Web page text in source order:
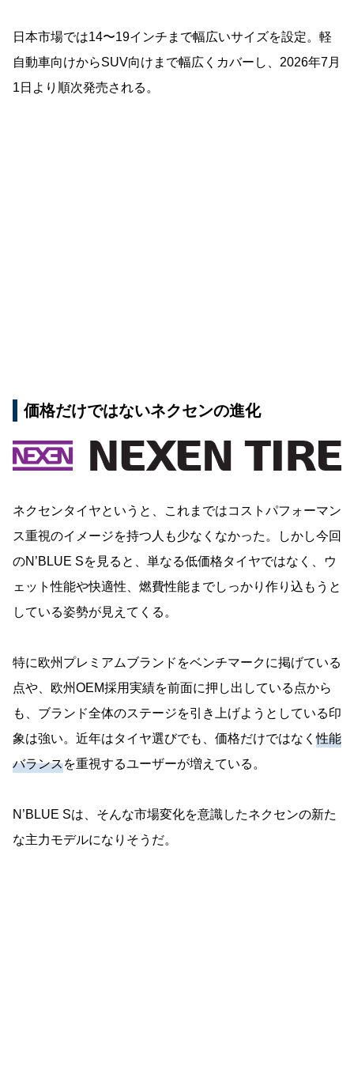
日本市場では14〜19インチまで幅広いサイズを設定。軽
自動車向けからSUV向けまで幅広くカバーし、2026年7月
1日より順次発売される。
価格だけではないネクセンの進化
ネクセンタイヤというと、これまではコストパフォーマン
ス重視のイメージを持つ人も少なくなかった。しかし今回
のN’BLUE Sを見ると、単なる低価格タイヤではなく、ウ
ェット性能や快適性、燃費性能までしっかり作り込もうと
している姿勢が見えてくる。
特に欧州プレミアムブランドをベンチマークに掲げている
点や、欧州OEM採用実績を前面に押し出している点から
も、ブランド全体のステージを引き上げようとしている印
象は強い。近年はタイヤ選びでも、価格だけではなく性能
バランスを重視するユーザーが増えている。
N’BLUE Sは、そんな市場変化を意識したネクセンの新た
な主力モデルになりそうだ。